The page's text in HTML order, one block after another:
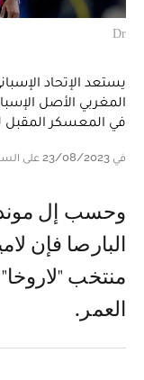
Dr
يستعد الإتحاد
المغربي الأصل
في المعسكر المقبل
في 23/08/2023 على الساعة 19:30
و حسب إل موندو ديبورتيفو المقربة من
البارصا فإن
العمر.